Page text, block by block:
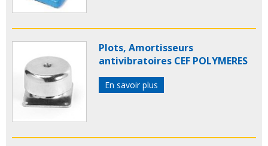
Plots, Amortisseurs
antivibratoires CEF POLYMERES
En savoir plus